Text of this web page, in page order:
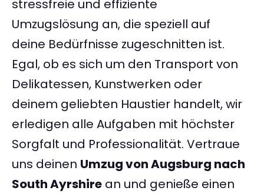
stressfreie und effiziente
Umzugslösung an, die speziell auf
deine Bedürfnisse zugeschnitten ist.
Egal, ob es sich um den Transport von
Delikatessen, Kunstwerken oder
deinem geliebten Haustier handelt, wir
erledigen alle Aufgaben mit höchster
Sorgfalt und Professionalität. Vertraue
uns deinen Umzug von Augsburg nach
South Ayrshire an und genieße einen